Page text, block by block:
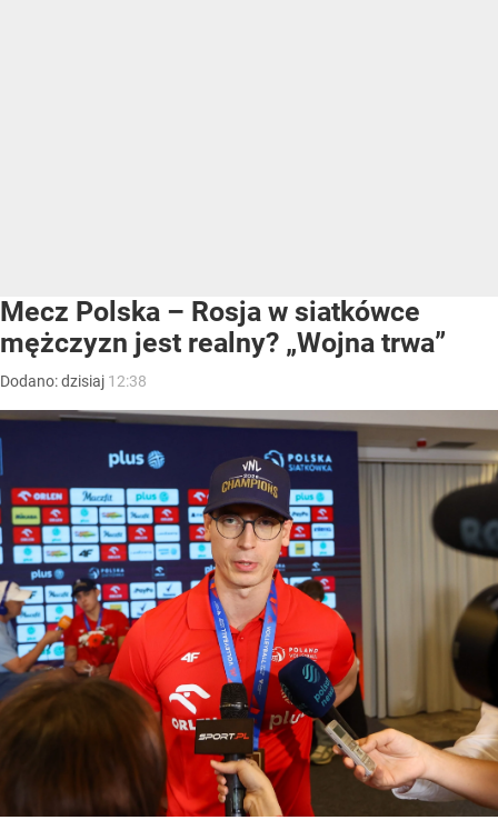
Mecz Polska – Rosja w siatkówce
mężczyzn jest realny? „Wojna trwa”
Dodano:dzisiaj 12:38